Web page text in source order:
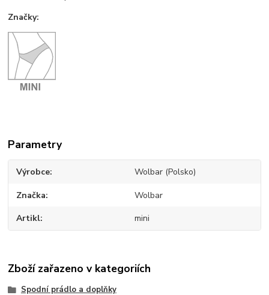
Značky:
Parametry
Výrobce Wolbar (Polsko)
Značka Wolbar
Artikl mini
Zboží zařazeno v kategoriích
Spodní prádlo a doplňky